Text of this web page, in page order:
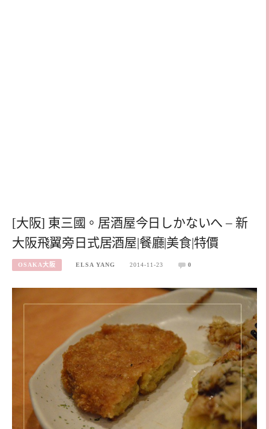
[大阪] 東三國。居酒屋今日しかないへ – 新
大阪飛翼旁日式居酒屋|餐廳|美食|特價
OSAKA大阪 ELSA YANG 2014-11-23 0